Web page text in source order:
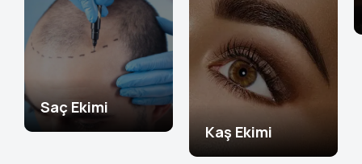
Saç Ekimi
Kaş Ekimi